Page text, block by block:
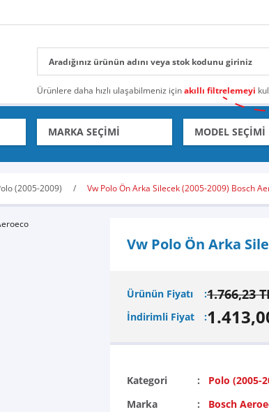
Ürünlere daha hızlı ulaşabilmeniz içinakıllı filtrelemeyi
(2005-2009) Vw Polo Ön Arka Silecek (2005-2009) Bosch
Vw Polo Ön Arka
Ürünün Fiyatı 1.766,23
İndirimli Fiyat
Kategori
Polo (2005-
Marka
Bosch